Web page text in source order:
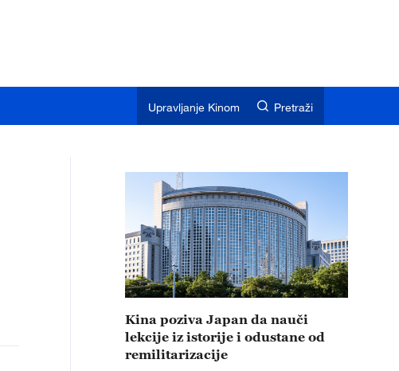
Upravljanje Kinom Pretraži
Kina poziva Japan da nauči
lekcije iz istorije i odustane od
remilitarizacije